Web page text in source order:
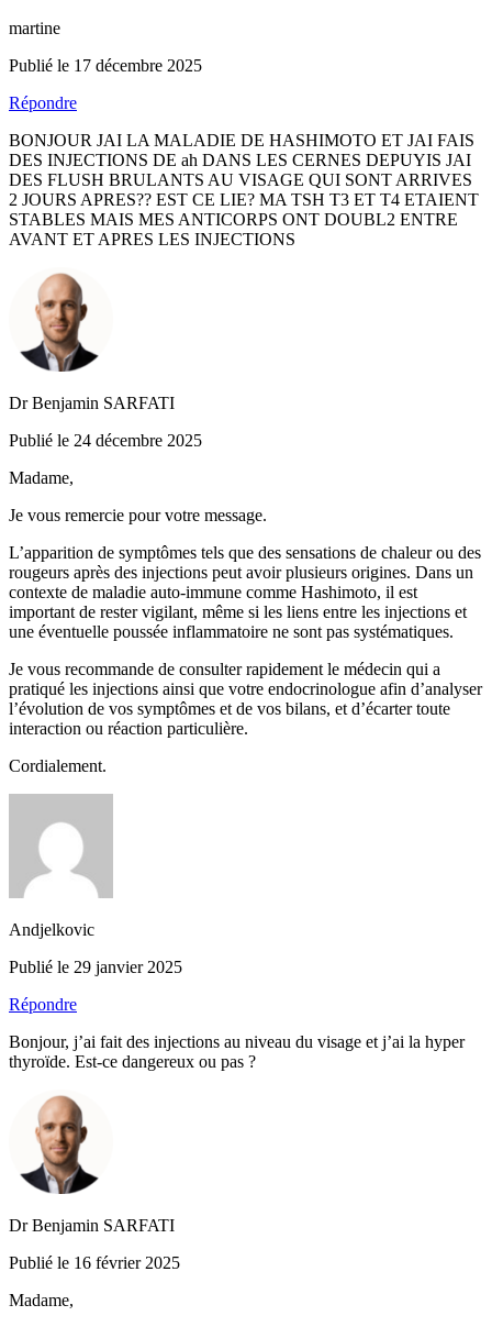
martine
Publié le 17 décembre 2025
Répondre
BONJOUR JAI LA MALADIE DE HASHIMOTO ET JAI FAIS
DES INJECTIONS DE ah DANS LES CERNES DEPUYIS JAI
DES FLUSH BRULANTS AU VISAGE QUI SONT ARRIVES
2 JOURS APRES?? EST CE LIE? MA TSH T3 ET T4 ETAIENT
STABLES MAIS MES ANTICORPS ONT DOUBL2 ENTRE
AVANT ET APRES LES INJECTIONS
Dr Benjamin SARFATI
Publié le 24 décembre 2025
Madame,
Je vous remercie pour votre message.
L’apparition de symptômes tels que des sensations de chaleur ou des
rougeurs après des injections peut avoir plusieurs origines. Dans un
contexte de maladie auto-immune comme Hashimoto, il est
important de rester vigilant, même si les liens entre les injections et
une éventuelle poussée inflammatoire ne sont pas systématiques.
Je vous recommande de consulter rapidement le médecin qui a
pratiqué les injections ainsi que votre endocrinologue afin d’analyser
l’évolution de vos symptômes et de vos bilans, et d’écarter toute
interaction ou réaction particulière.
Cordialement.
Andjelkovic
Publié le 29 janvier 2025
Répondre
Bonjour, j’ai fait des injections au niveau du visage et j’ai la hyper
thyroïde. Est-ce dangereux ou pas ?
Dr Benjamin SARFATI
Publié le 16 février 2025
Madame,